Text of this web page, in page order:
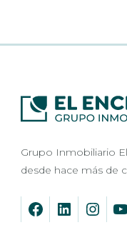
Grupo Inmobiliario
desde hace más de